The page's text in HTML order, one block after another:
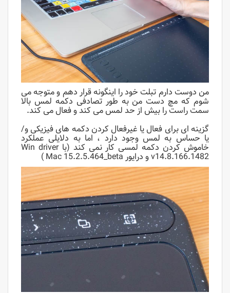
من دوست دارمتبلت خود را اینگونه قرار دهم و متوجه می
شوم که مچ دست من به طور تصادفی دکمه لمس بالا
سمت راست را بیش از حد لمس می کند و فعال می کند.
گزینه ای برای فعال یا غیرفعال کردن دکمه های فیزیکی و/
یا حساس به لمس وجود دارد ، اما به دلایلی عملکرد
خاموش کردن دکمه لمسی کار نمی کند (با Win driver
v14.8.166.1482 و درایور Mac 15.2.5.464_beta )